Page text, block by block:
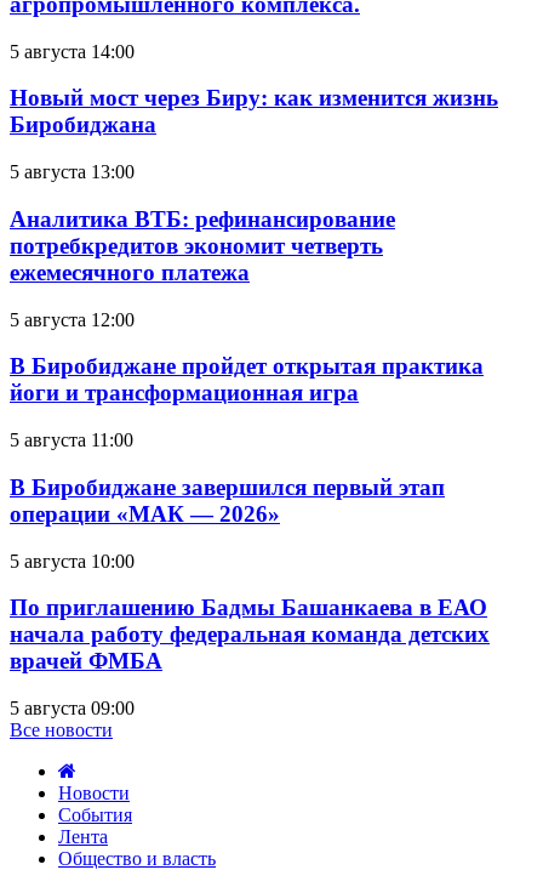
5 августа 14:00
Новый мост через Биру: как изменится жизнь
Биробиджана
5 августа 13:00
Аналитика ВТБ: рефинансирование
потребкредитов экономит четверть
ежемесячного платежа
5 августа 12:00
В Биробиджане пройдет открытая практика
йоги и трансформационная игра
5 августа 11:00
В Биробиджане завершился первый этап
операции «МАК — 2026»
5 августа 10:00
По приглашению Бадмы Башанкаева в ЕАО
начала работу федеральная команда детских
врачей ФМБА
5 августа 09:00
Все новости
Новости
События
Лента
Общество и власть